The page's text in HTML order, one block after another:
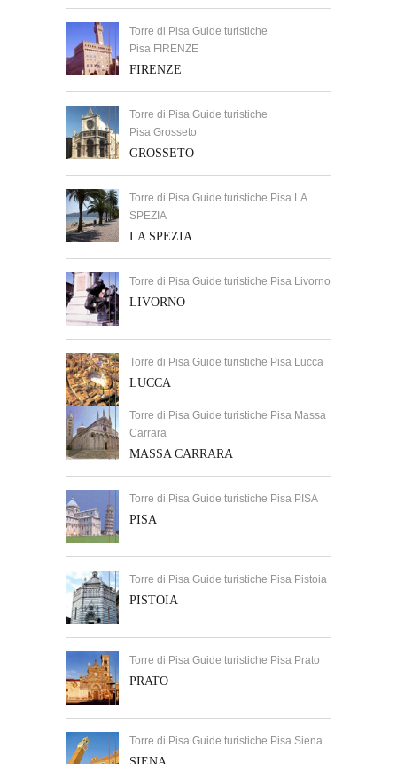
Torre di Pisa Guide turistiche
Pisa FIRENZE
FIRENZE
Torre di Pisa Guide turistiche
Pisa Grosseto
GROSSETO
Torre di Pisa Guide turistiche Pisa LA
SPEZIA
LA SPEZIA
Torre di Pisa Guide turistiche Pisa Livorno
LIVORNO
Torre di Pisa Guide turistiche Pisa Lucca
LUCCA
Torre di Pisa Guide turistiche Pisa Massa
Carrara
MASSA CARRARA
Torre di Pisa Guide turistiche Pisa PISA
PISA
Torre di Pisa Guide turistiche Pisa Pistoia
PISTOIA
Torre di Pisa Guide turistiche Pisa Prato
PRATO
Torre di Pisa Guide turistiche Pisa Siena